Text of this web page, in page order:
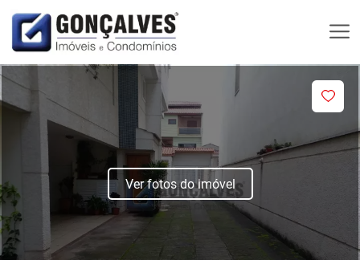
Ver fotos do imóvel